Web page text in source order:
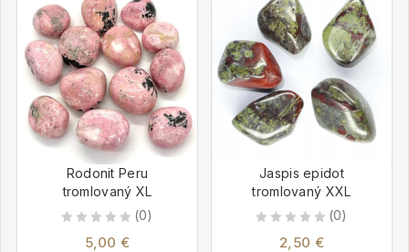
Rodonit Peru
tromlovaný XL
(0)
5,00 €
Jaspis epidot
tromlovaný XXL
(0)
2,50 €